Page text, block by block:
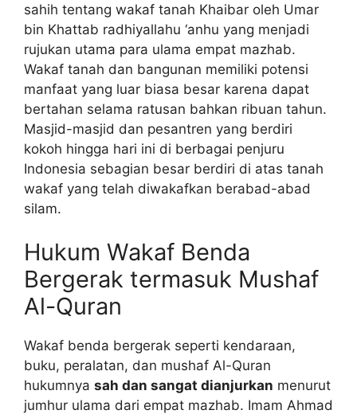
sahih tentang wakaf tanah Khaibar oleh Umar
bin Khattab radhiyallahu ‘anhu yang menjadi
rujukan utama para ulama empat mazhab.
Wakaf tanah dan bangunan memiliki potensi
manfaat yang luar biasa besar karena dapat
bertahan selama ratusan bahkan ribuan tahun.
Masjid-masjid dan pesantren yang berdiri
kokoh hingga hari ini di berbagai penjuru
Indonesia sebagian besar berdiri di atas tanah
wakaf yang telah diwakafkan berabad-abad
silam.
Hukum Wakaf Benda
Bergerak termasuk Mushaf
Al-Quran
Wakaf benda bergerak seperti kendaraan,
buku, peralatan, dan mushaf Al-Quran
hukumnya sah dan sangat dianjurkan menurut
jumhur ulama dari empat mazhab. Imam Ahmad